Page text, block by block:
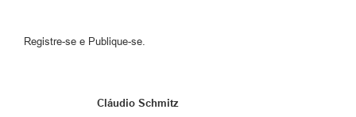
Registre-se e Publique-se.
Cláudio Schmitz